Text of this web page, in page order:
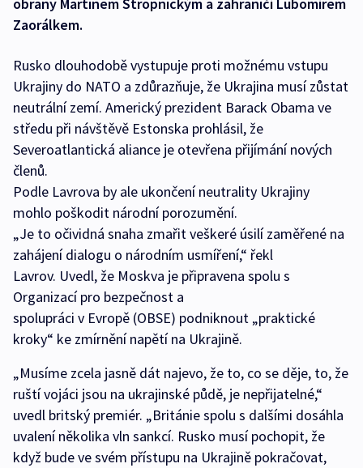
obrany Martinem Stropnickým a zahraničí Lubomírem
Zaorálkem.
Rusko dlouhodobě vystupuje proti možnému vstupu
Ukrajiny do NATO a zdůrazňuje, že Ukrajina musí zůstat
neutrální zemí. Americký prezident Barack Obama ve
středu při návštěvě Estonska prohlásil, že
Severoatlantická aliance je otevřena přijímání nových
členů.
Podle Lavrova by ale ukončení neutrality Ukrajiny
mohlo poškodit národní porozumění.
„Je to očividná snaha zmařit veškeré úsilí zaměřené na
zahájení dialogu o národním usmíření,“ řekl
Lavrov. Uvedl, že Moskva je připravena spolu s
Organizací pro bezpečnost a
spolupráci v Evropě (OBSE) podniknout „praktické
kroky“ ke zmírnění napětí na Ukrajině.
„Musíme zcela jasně dát najevo, že to, co se děje, to, že
ruští vojáci jsou na ukrajinské půdě, je nepřijatelné,“
uvedl britský premiér. „Británie spolu s dalšími dosáhla
uvalení několika vln sankcí. Rusko musí pochopit, že
když bude ve svém přístupu na Ukrajině pokračovat,